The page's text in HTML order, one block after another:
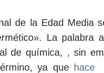
de la Edad Media
La palabra
de química, , sin
ya que hace